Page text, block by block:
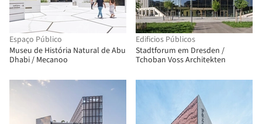
Espaço Público
Museu de História Natural de Abu
Dhabi / Mecanoo
Edificios Públicos
Stadtforum em Dresden /
Tchoban Voss Architekten